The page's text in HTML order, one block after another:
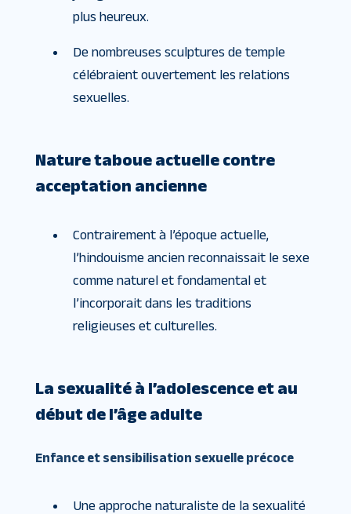
plus heureux.
De nombreuses sculptures de temple
célébraient ouvertement les relations
sexuelles.
Nature taboue actuelle contre
acceptation ancienne
Contrairement à l’époque actuelle,
l’hindouisme ancien reconnaissait le sexe
comme naturel et fondamental et
l’incorporait dans les traditions
religieuses et culturelles.
La sexualité à l’adolescence et au
début de l’âge adulte
Enfance et sensibilisation sexuelle précoce
Une approche naturaliste de la sexualité